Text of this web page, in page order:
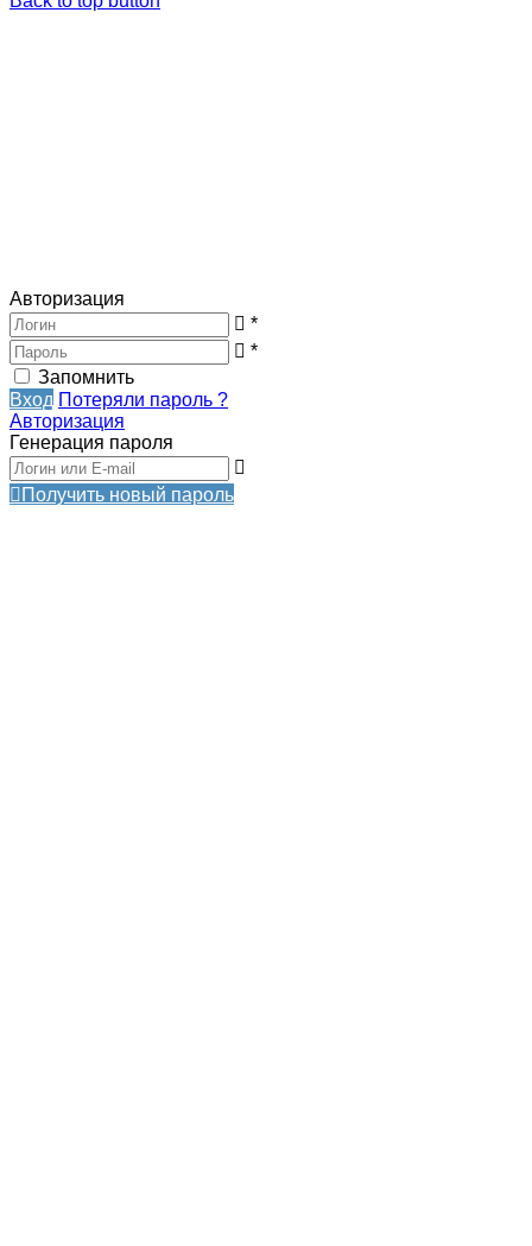
Авторизация
*
*
Запомнить
Вход Потеряли пароль ?
Авторизация
Генерация пароля
Получить новый пароль